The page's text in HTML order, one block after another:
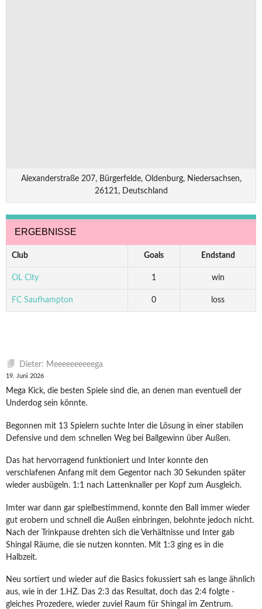
Alexanderstraße 207, Bürgerfelde, Oldenburg, Niedersachsen,
26121, Deutschland
ERGEBNISSE
Club Goals Endstand
OL City 1 win
FC Saufhampton 0 loss
Dieter: Meeeeeeeeeega
19. Juni 2026
Mega Kick, die besten Spiele sind die, an denen man eventuell der
Underdog sein könnte.
Begonnen mit 13 Spielern suchte Inter die Lösung in einer stabilen
Defensive und dem schnellen Weg bei Ballgewinn über Außen.
Das hat hervorragend funktioniert und Inter konnte den
verschlafenen Anfang mit dem Gegentor nach 30 Sekunden später
wieder ausbügeln. 1:1 nach Lattenknaller per Kopf zum Ausgleich.
Imter war dann gar spielbestimmend, konnte den Ball immer wieder
gut erobern und schnell die Außen einbringen, belohnte jedoch nicht.
Nach der Trinkpause drehten sich die Verhältnisse und Inter gab
Shingal Räume, die sie nutzen konnten. Mit 1:3 ging es in die
Halbzeit.
Neu sortiert und wieder auf die Basics fokussiert sah es lange ähnlich
aus, wie in der 1.HZ. Das 2:3 das Resultat, doch das 2:4 folgte -
gleiches Prozedere, wieder zuviel Raum für Shingal im Zentrum.